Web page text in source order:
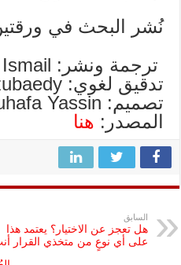
نُشر البحث في
ترجمة ونشر: Mariam Ismail
تدقيق لغوي: Sahar F. Alzubaedy
تصميم: Kuhafa Yassin
المصدر: هنا
السابق
هل تعجز عن الاختيار؟ يعتمد هذا
على أي نوعٍ من متخذي القرار